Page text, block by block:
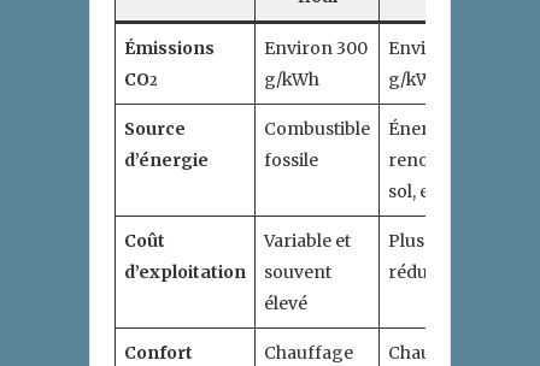
Émissions
CO2
Environ 300
g/kWh
Environ 50
g/kWh
Source
d’énergie
Combustible
fossile
Énergie
renouvelable (air,
sol, eau)
Coût
d’exploitation
Variable et
souvent
élevé
Plus stable et
réduit
Confort
Chauffage
Chauffage et